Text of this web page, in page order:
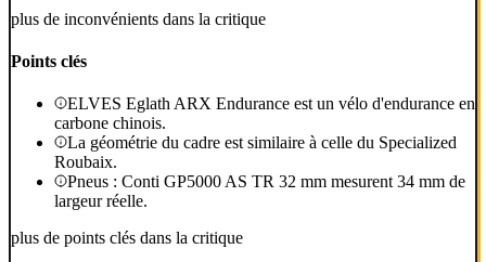
plus de inconvénients dans la critique
Points clés
ELVES Eglath ARX Endurance est un vélo d'endurance en
carbone chinois.
La géométrie du cadre est similaire à celle du Specialized
Roubaix.
Pneus : Conti GP5000 AS TR 32 mm mesurent 34 mm de
largeur réelle.
plus de points clés dans la critique